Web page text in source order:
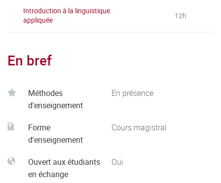
Introduction à la linguistique
appliquée
12h
En bref
Méthodes
d'enseignement
En présence
Forme
d'enseignement
Cours magistral
Ouvert aux étudiants
en échange
Oui